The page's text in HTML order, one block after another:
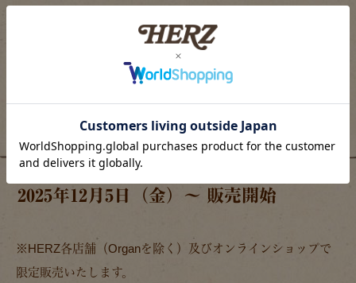
ボナールシリーズに関する記事一覧ページへ
販売について
2025年12月5日（金）～ 販売開始
※HERZ各店舗（Organを除く）及びオンラインショップで
限定販売いたします。